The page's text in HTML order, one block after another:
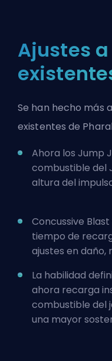
Ajustes
Se han hecho más
existentes de
Ahora los Jump
combustible del
altura del
Concussive
tiempo de
ajustes en daño,
La habilidad
ahora recarga
combustible del
una mayor